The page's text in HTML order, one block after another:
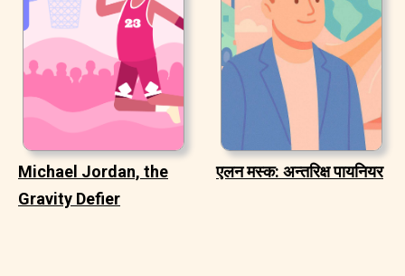
Michael Jordan, the
Gravity Defier
एलन मस्क: अन्तरिक्ष पायनियर